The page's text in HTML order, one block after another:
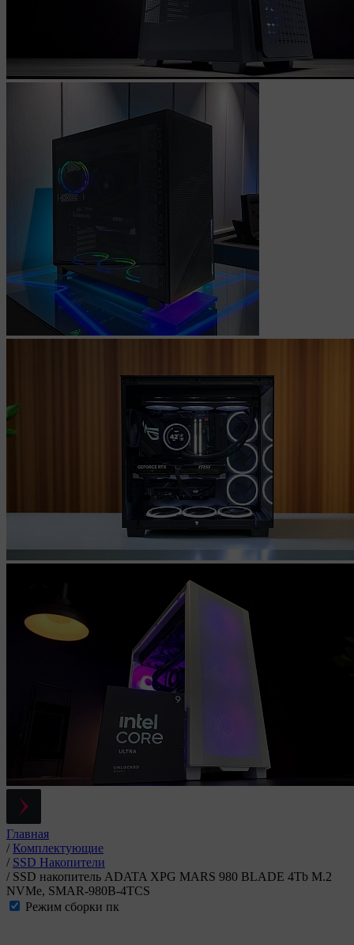
Главная
/ Комплектующие
/ SSD Накопители
/ SSD накопитель ADATA XPG MARS 980 BLADE 4Tb M.2
NVMe, SMAR-980B-4TCS
Режим сборки пк